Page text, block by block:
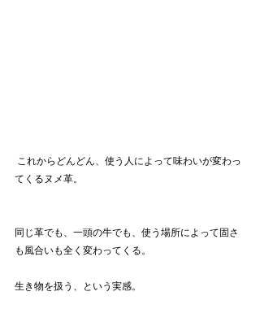
てくるヌメ革。
同じ革でも、一頭の牛でも、使う場所によって固さ
も風合いも全く変わってくる。
生き物を扱う、という実感。